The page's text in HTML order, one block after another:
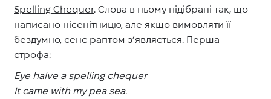
Spelling Chequer. Слова в ньому підібрані так, що
написано нісенітницю, але якщо вимовляти її
бездумно, сенс раптом з’являється. Перша
строфа:
Eye halve a spelling chequer
It came with my pea sea.